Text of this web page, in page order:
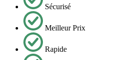
Sécurisé
Meilleur Prix
Rapide